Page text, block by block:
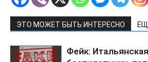
ЭТО МОЖЕТ БЫТЬ ИНТЕРЕСНО
Фейк: